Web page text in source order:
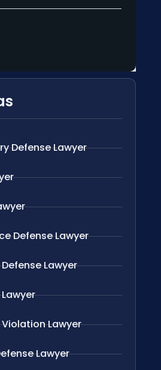
Defense Lawyer
Defense Lawyer
Lawyer
Lawyer
Lawyer